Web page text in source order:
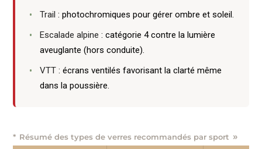
Trail : photochromiques pour gérer ombre et soleil.
Escalade alpine : catégorie 4 contre la lumière
aveuglante (hors conduite).
VTT : écrans ventilés favorisant la clarté même
dans la poussière.
Résumé des types de verres recommandés par sport